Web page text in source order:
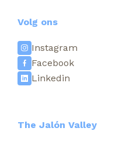
The Jalón Valley
Volg ons
Instagram
Facebook
Linkedin